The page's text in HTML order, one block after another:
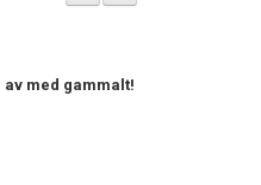
med gammalt!